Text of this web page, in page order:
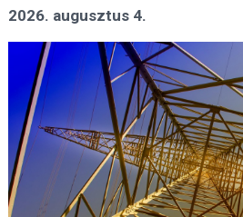
2026. augusztus 4.